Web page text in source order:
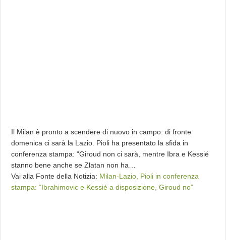
Il Milan è pronto a scendere di nuovo in campo: di fronte
domenica ci sarà la Lazio. Pioli ha presentato la sfida in
conferenza stampa: “Giroud non ci sarà, mentre Ibra e Kessié
stanno bene anche se Zlatan non ha…
Vai alla Fonte della Notizia: Milan-Lazio, Pioli in conferenza
stampa: “Ibrahimovic e Kessié a disposizione, Giroud no”